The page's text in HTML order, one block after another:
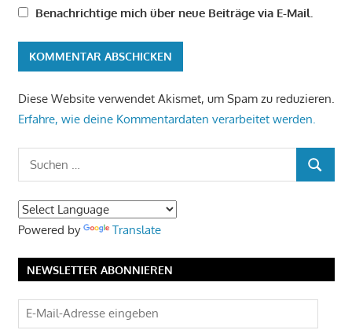
Benachrichtige mich über neue Beiträge via E-Mail.
Diese Website verwendet Akismet, um Spam zu reduzieren.
Erfahre, wie deine Kommentardaten verarbeitet werden.
Suchen
nach:
SUCHEN
Powered by Translate
NEWSLETTER ABONNIEREN
E-